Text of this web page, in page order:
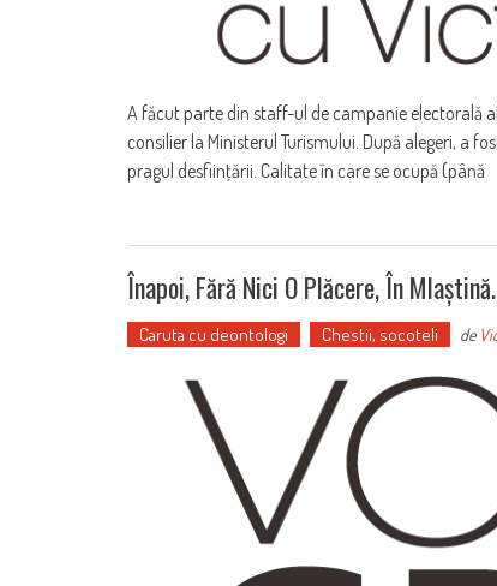
A făcut parte din staff-ul de campanie electorală
consilier la Ministerul Turismului. După alegeri, a
pragul desfiinţării. Calitate în care se ocupă (până
Înapoi, Fără Nici O Plăcere, În
Caruta cu deontologi Chestii, socoteli de